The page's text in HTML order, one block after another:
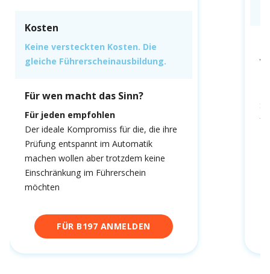
Kosten
Keine versteckten Kosten. Die
gleiche Führerscheinausbildung.
Für wen macht das Sinn?
Für jeden empfohlen
Der ideale Kompromiss für die, die ihre
Prüfung entspannt im Automatik
machen wollen aber trotzdem keine
Einschränkung im Führerschein
möchten
FÜR B197 ANMELDEN